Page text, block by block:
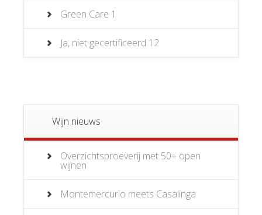
Green Care 1
Ja, niet gecertificeerd 12
Wijn nieuws
Overzichtsproeverij met 50+ open
wijnen
Montemercurio meets Casalinga